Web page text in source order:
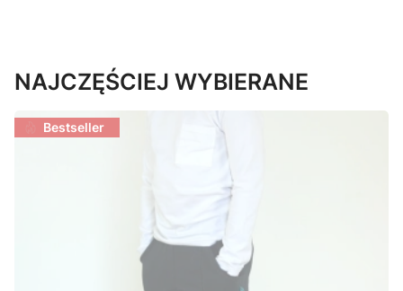
NAJCZĘŚCIEJ WYBIERANE
Bestseller